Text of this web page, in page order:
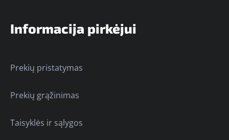
Informacija pirkėjui
Prekių pristatymas
Prekių grąžinimas
Taisyklės ir sąlygos